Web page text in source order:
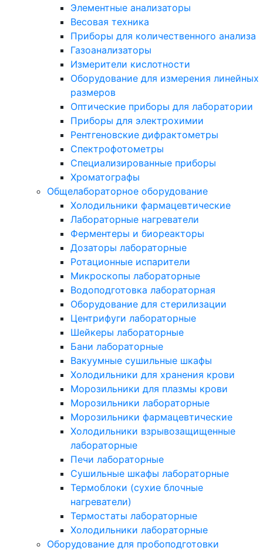
Элементные анализаторы
Весовая техника
Приборы для количественного анализа
Газоанализаторы
Измерители кислотности
Оборудование для измерения линейных
размеров
Оптические приборы для лаборатории
Приборы для электрохимии
Рентгеновские дифрактометры
Спектрофотометры
Специализированные приборы
Хроматографы
Общелабораторное оборудование
Холодильники фармацевтические
Лабораторные нагреватели
Ферментеры и биореакторы
Дозаторы лабораторные
Ротационные испарители
Микроскопы лабораторные
Водоподготовка лабораторная
Оборудование для стерилизации
Центрифуги лабораторные
Шейкеры лабораторные
Бани лабораторные
Вакуумные сушильные шкафы
Холодильники для хранения крови
Морозильники для плазмы крови
Морозильники лабораторные
Морозильники фармацевтические
Холодильники взрывозащищенные
лабораторные
Печи лабораторные
Сушильные шкафы лабораторные
Термоблоки (сухие блочные
нагреватели)
Термостаты лабораторные
Холодильники лабораторные
Оборудование для пробоподготовки